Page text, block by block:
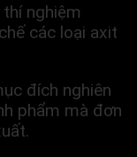
nghiệm
các loại axit
đích nghiên
phẩm mà đơn